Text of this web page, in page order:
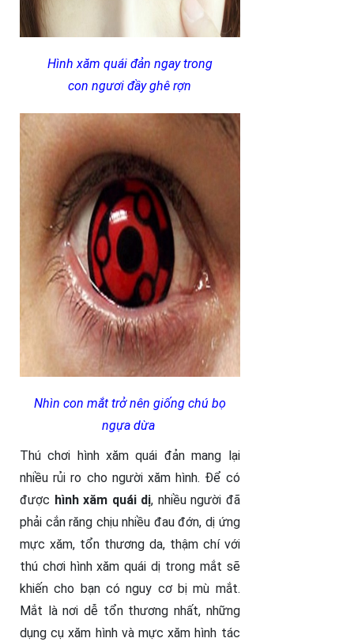
Hình xăm quái đản ngay trong
con ngươi đầy ghê rợn
Nhìn con mắt trở nên giống chú bọ
ngựa dừa
Thú chơi hình xăm quái đản mang lại
nhiều rủi ro cho người xăm hình. Để có
được hình xăm quái dị, nhiều người đã
phải cắn răng chịu nhiều đau đớn, dị ứng
mực xăm, tổn thương da, thậm chí với
thú chơi hình xăm quái dị trong mắt sẽ
khiến cho bạn có nguy cơ bị mù mắt.
Mắt là nơi dễ tổn thương nhất, những
dụng cụ xăm hình và mực xăm hình tác